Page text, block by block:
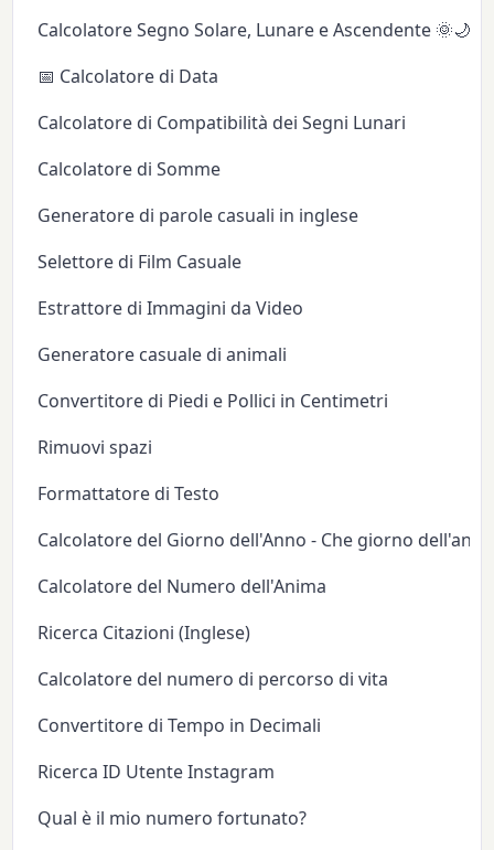
Calcolatore Segno Solare, Lunare e Ascendente 🌞🌙✨
📅 Calcolatore di Data
Calcolatore di Compatibilità dei Segni Lunari
Calcolatore di Somme
Generatore di parole casuali in inglese
Selettore di Film Casuale
Estrattore di Immagini da Video
Generatore casuale di animali
Convertitore di Piedi e Pollici in Centimetri
Rimuovi spazi
Formattatore di Testo
Calcolatore del Giorno dell'Anno - Che giorno
Calcolatore del Numero dell'Anima
Ricerca Citazioni (Inglese)
Calcolatore del numero di percorso di vita
Convertitore di Tempo in Decimali
Ricerca ID Utente Instagram
Qual è il mio numero fortunato?